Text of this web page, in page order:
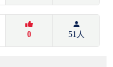
0 51人